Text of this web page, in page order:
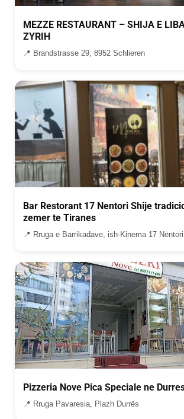
MEZZE RESTAURANT – SHIJA E
ZYRIH
📍 Brandstrasse 29, 8952 Schlieren
Bar Restorant 17 Nentori Shije
zemer te Tiranes
📍 Rruga e Barrikadave, ish-Kinema 17 Nëntori
Pizzeria Nove Pica Speciale ne
📍 Rruga Pavaresia, Plazh Durrës